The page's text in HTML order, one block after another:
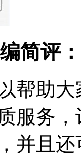
简评：
帮助
服务
并且